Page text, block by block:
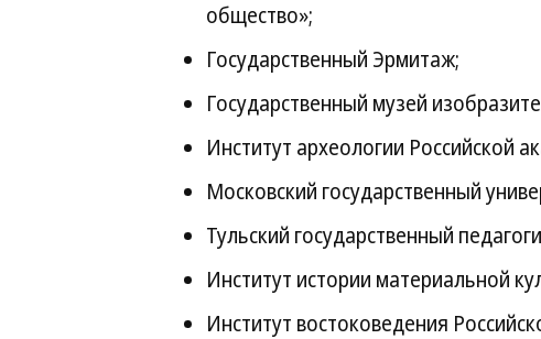
общество»;
Государственный Эрмитаж;
Государственный музей
Институт археологии Российской
Московский государственный
Тульский государственный
Институт истории материальной
Институт востоковедения